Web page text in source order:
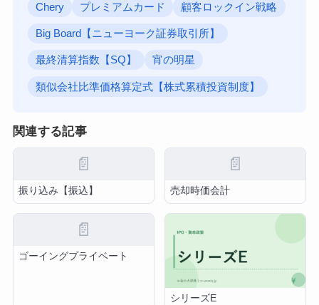
Chery プレミアムカード 顧客ロックイン戦略
Big Board【ニューヨーク証券取引所】
最終清算指数【SQ】 宵の明星
類似会社比準価格算定式【株式累積投資制度】
関連する記事
📄
振り込み【振込】
📄
売却時価会計
📄
ゴーイングプライベート
シリーズE